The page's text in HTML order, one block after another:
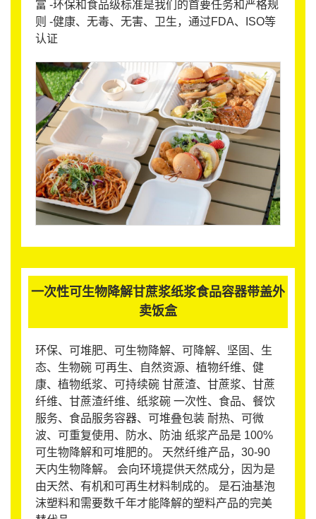
富 -环保和食品级标准是我们的首要任务和严格规
则 -健康、无毒、无害、卫生，通过FDA、ISO等
认证
一次性可生物降解甘蔗浆纸浆食品容器带盖外
卖饭盒
环保、可堆肥、可生物降解、可降解、坚固、生
态、生物碗 可再生、自然资源、植物纤维、健
康、植物纸浆、可持续碗 甘蔗渣、甘蔗浆、甘蔗
纤维、甘蔗渣纤维、纸浆碗 一次性、食品、餐饮
服务、食品服务容器、可堆叠包装 耐热、可微
波、可重复使用、防水、防油 纸浆产品是 100%
可生物降解和可堆肥的。 天然纤维产品，30-90
天内生物降解。 会向环境提供天然成分，因为是
由天然、有机和可再生材料制成的。 是石油基泡
沫塑料和需要数千年才能降解的塑料产品的完美